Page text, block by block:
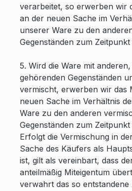
verarbeitet, so erwerben wir
an der neuen Sache im
unserer Ware zu den
Gegenständen zum
5. Wird die Ware mit
gehörenden Gegenständen
vermischt, erwerben wir das
neuen Sache im Verhältnis
Ware zu den anderen
Gegenständen zum
Erfolgt die Vermischung in
Sache des Käufers als
ist, gilt als vereinbart, dass
anteilmäßig Miteigentum
verwahrt das so entstandene